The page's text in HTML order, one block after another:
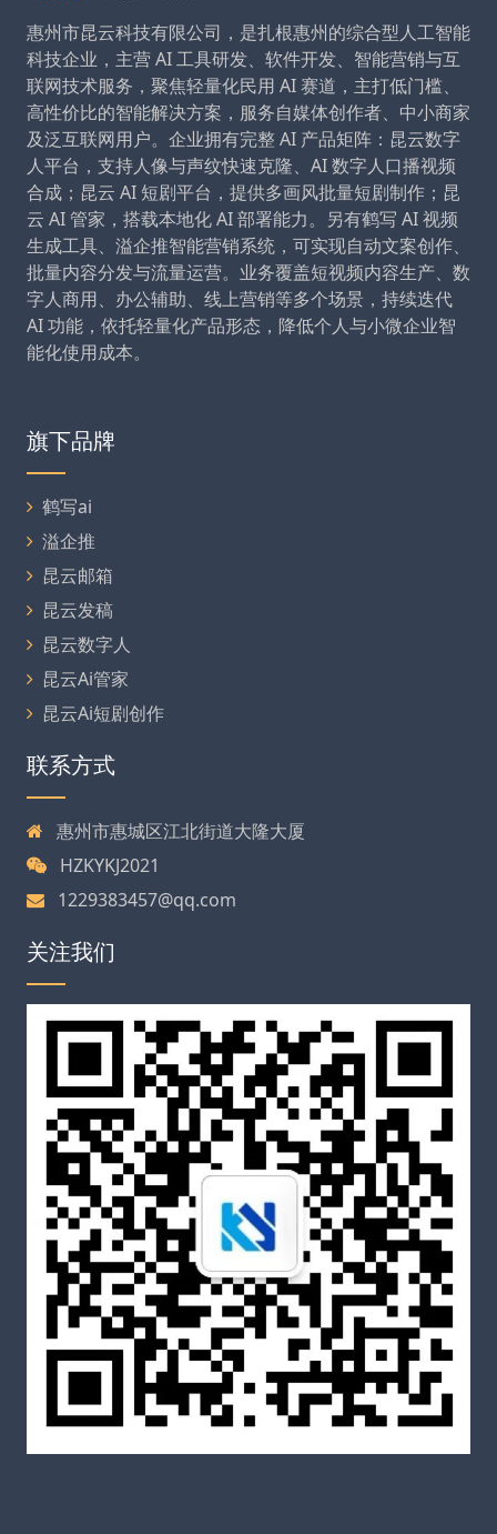
惠州市昆云科技有限公司，是扎根惠州的综合型人工智能
科技企业，主营 AI 工具研发、软件开发、智能营销与互
联网技术服务，聚焦轻量化民用 AI 赛道，主打低门槛、
高性价比的智能解决方案，服务自媒体创作者、中小商家
及泛互联网用户。企业拥有完整 AI 产品矩阵：昆云数字
人平台，支持人像与声纹快速克隆、AI 数字人口播视频
合成；昆云 AI 短剧平台，提供多画风批量短剧制作；昆
云 AI 管家，搭载本地化 AI 部署能力。另有鹤写 AI 视频
生成工具、溢企推智能营销系统，可实现自动文案创作、
批量内容分发与流量运营。业务覆盖短视频内容生产、数
字人商用、办公辅助、线上营销等多个场景，持续迭代
AI 功能，依托轻量化产品形态，降低个人与小微企业智
能化使用成本。
旗下品牌
鹤写ai
溢企推
昆云邮箱
昆云发稿
昆云数字人
昆云Ai管家
昆云Ai短剧创作
联系方式
惠州市惠城区江北街道大隆大厦
HZKYKJ2021
1229383457@qq.com
关注我们